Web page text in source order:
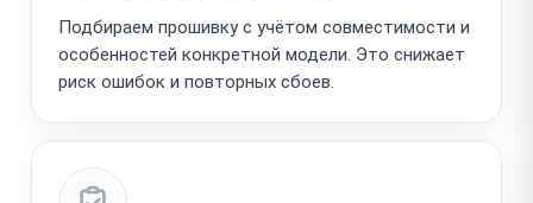
Подбираем прошивку с учётом совместимости и
особенностей конкретной модели. Это снижает
риск ошибок и повторных сбоев.